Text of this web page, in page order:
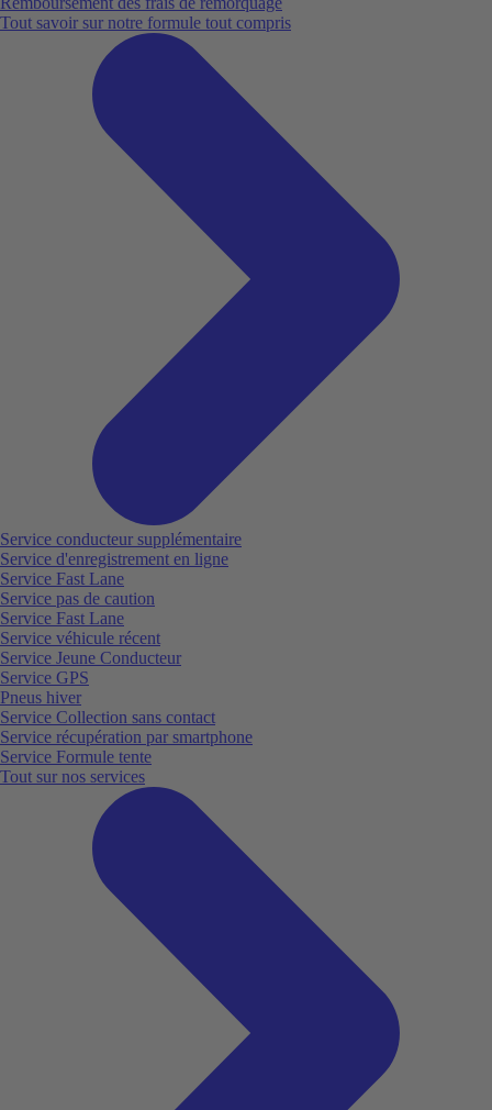
Tout savoir sur notre formule tout compris
Service conducteur supplémentaire
Service d'enregistrement en ligne
Service Fast Lane
Service pas de caution
Service Fast Lane
Service véhicule récent
Service Jeune Conducteur
Service GPS
Pneus hiver
Service Collection sans contact
Service récupération par smartphone
Service Formule tente
Tout sur nos services